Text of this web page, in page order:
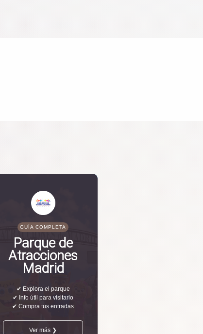
GUÍA COMPLETA
Parque de
Atracciones
Madrid
✔ Explora el parque
✔ Info útil para visitarlo
✔ Compra tus entradas
Ver más ❯